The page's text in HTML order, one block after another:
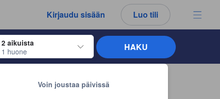
Kirjaudu sisään Luo tili
2 aikuista
1 huone
siirtyäksesi haluamiesi sisään- ja uloskirjautumispäivien
Voin joustaa päivissä
HAKU
arvostelut ja kommentit ovat aina aitoja.